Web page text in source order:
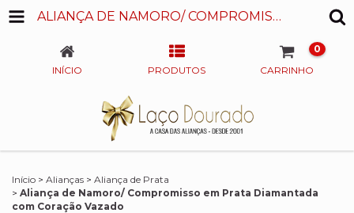
ALIANÇA DE NAMORO/ COMPROMISSO EM PRATA DIAMANTADA COM CORAÇÃO VAZADO
INÍCIO PRODUTOS CARRINHO
0
Início > Alianças > Aliança de Prata
> Aliança de Namoro/ Compromisso em Prata Diamantada
com Coração Vazado